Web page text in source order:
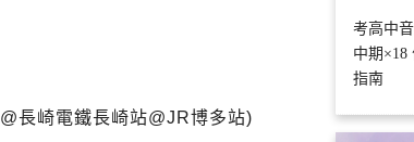
@長崎電鐵長崎站@JR博多站)
考高中
中期×18
指南